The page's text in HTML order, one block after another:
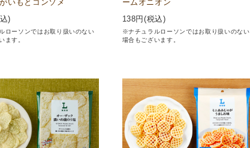
いもとコンソメ
)
ローソンではお取り扱いのない
ます。
ームオニオン
138円(税込)
※ナチュラルローソンではお取り扱いのない
場合もございます。